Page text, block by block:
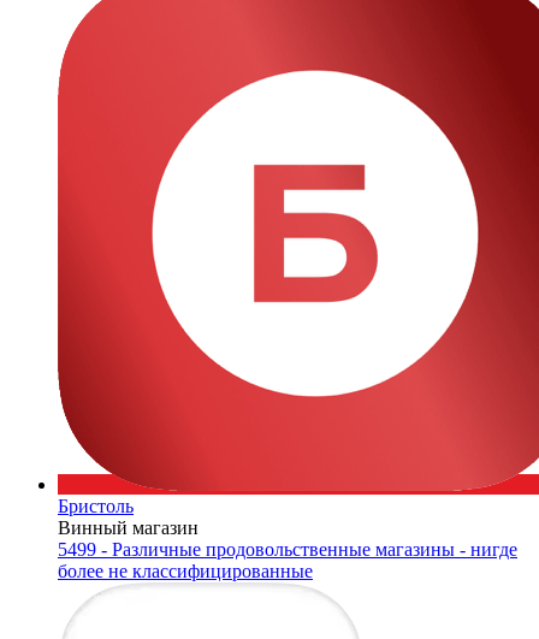
Бристоль
Винный магазин
5499 - Различные продовольственные магазины - нигде
более не классифицированные